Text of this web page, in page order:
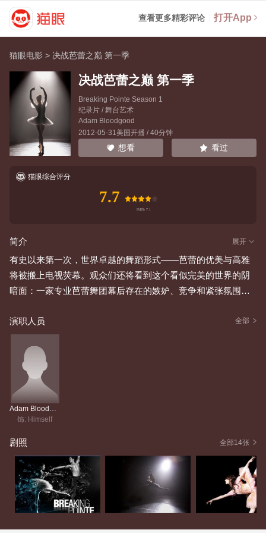
查看更多精彩评论 打开App
猫眼电影 >决战芭蕾之巅 第一季
决战芭蕾之巅 第一季
Breaking Pointe Season 1
纪录片 / 舞台艺术
Adam Bloodgood
2012-05-31美国开播 / 40分钟
想看 看过
猫眼综合评分
7.7
简介 展开
有史以来第一次，世界卓越的舞蹈形式——芭蕾的优美与高雅
将被搬上电视荧幕。观众们还将看到这个看似完美的世界的阴
暗面：一家专业芭蕾舞团幕后存在的嫉妒、竞争和紧张氛围。
挑战的残酷世界中拼搏……
演职人员 全部
饰: Himself
剧照 全部14张